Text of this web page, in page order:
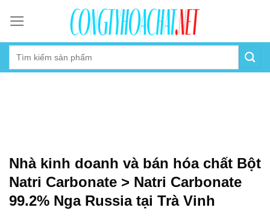
content
Nhà kinh doanh và bán hóa chất Bột
Natri Carbonate > Natri Carbonate
99.2% Nga Russia tại Trà Vinh